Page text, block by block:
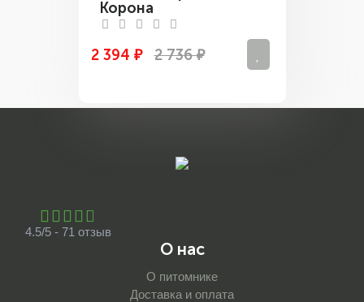
Корона
2 394 ₽ 2 736 ₽
4.5/5 - 71 отзыв
О нас
О питомнике
Доставка и оплата